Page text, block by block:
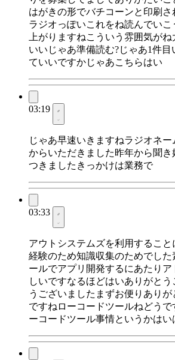
はがきの形でバチコーンと印刷
ラジオっぽいこれをね読んでい
上がりますねこういう雰囲気が
いいじゃあ準備読む?じゃあ1件
ていいですかじゃあこちらはい
03:19
じゃあ早速いきますねラジオネ
からいただきました昨年から聞
つきましたきっかけは業務で
03:33
アウトシステムズを利用するこ
経験のため知識収集のためでし
ールでアプリ開発するにあたり
しいですなるほどはいありがと
うございましたまずお便りあり
ですねローコードツールねどうで
ーコードツール事情というかはい